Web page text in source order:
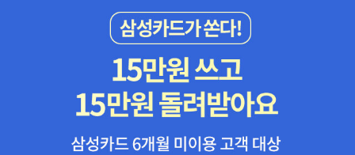
시장이 붙어 있다고 하던데, 우린 자갈치 역에서 내려서 깡통 시장에
들러 어묵을 시식하고, 국제시장 꽃분이네 가서 소박한 기념품을 사
고, 다시 국제시장 가서 어묵 한봉다리씩 샀다. 전자렌지에 데워 드시
라고 했는데, 이 어묵은 담날 아침 반찬이 되어 나타났다. 밥반찬으로
먹고 있는데 막 치즈가 나와...;;;;;계획적으로 움직였다면 어저께 있었
다. 울 공장장님 부산을 흠뻑 적셔주었다던데 아쉽아쉽! 4. 문화가 있
는 무려 진주에서 올라왔는데, 서울에 한 번 오면 차비 아깝지 않게 여
러 곳을 가려고 한다. 이날은 인사동과 북촌 마을을 다녀왔다. 인사동
에선 '토토의 오래된 물건'에 들어갔다. 입장료가 조금 아깝긴 했지만
옛 추억도 되새기면서 사진은 많이 찍었다.낮부터 엄청 돌아다녀서
정작 중요한 뮤지컬을 볼 때는 1부에서 조금 졸고 말았다. 아까비, 아
까비....ㅜ.ㅜ두권으로 된 원작 소설을 1권만 읽고서 보는 바람에 사실
엔딩을 몰랐더랬다. 그래서 슬프게 끝나고 나니 막 안타까워가지